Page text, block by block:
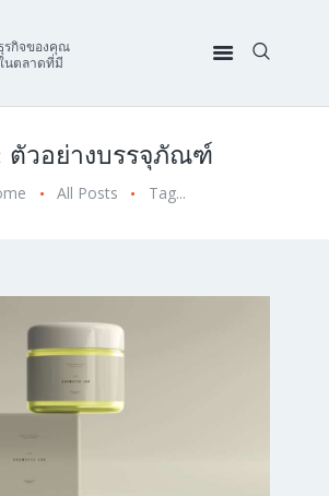
รกิจของคุณ
นตลาดที่มี
ตัวอย่างบรรจุภัณฑ์
All Posts Tag...